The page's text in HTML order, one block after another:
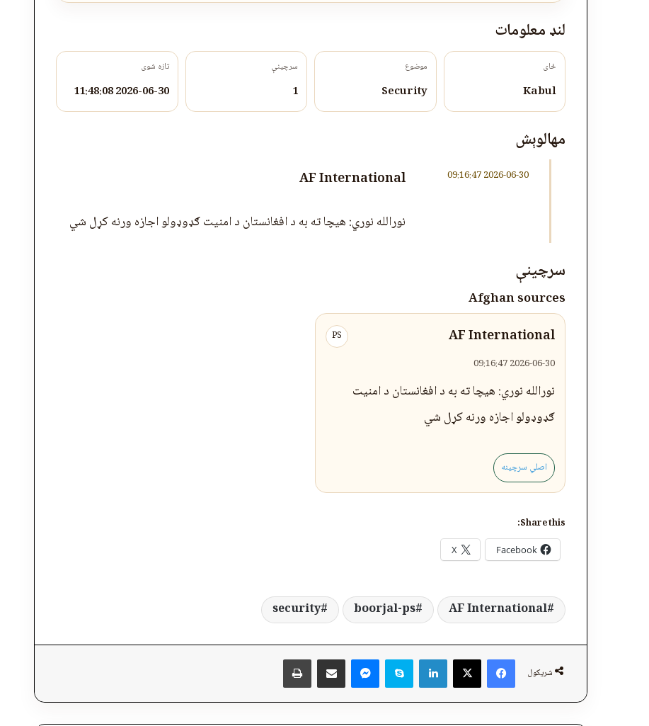
لنډ معلومات
ځای
Kabul
موضوع
Security
سرچینې
1
تازه شوی
2026-06-30 11:48:08
مهالوېش
2026-06-30 09:16:47
AF International
نورالله نوري: هیچا ته به د افغانستان د امنیت ګډوډولو اجازه ورنه کړل شي
سرچینې
Afghan sources
AF International
PS
2026-06-30 09:16:47
نورالله نوري: هیچا ته به د افغانستان د امنیت
ګډوډولو اجازه ورنه کړل شي
اصلي سرچینه
Share this:
Facebook
X
AF International
boorjal-ps
security
شریکول
Facebook
X
LinkedIn
Skype
Messenger
پر برېښنالیک یې شریک کړئ چاپول